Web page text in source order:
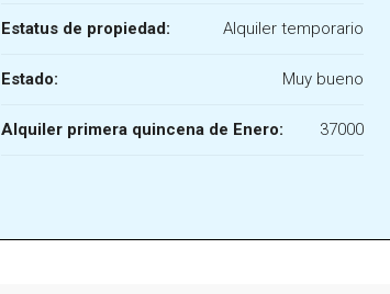
Estatus de propiedad: Alquiler temporario
Estado: Muy bueno
Alquiler primera quincena de Enero: 37000